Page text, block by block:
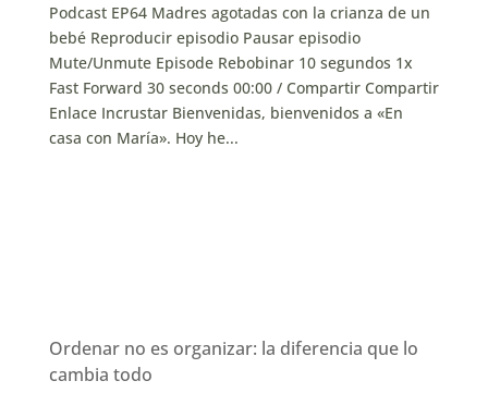
Podcast EP64 Madres agotadas con la crianza de un
bebé Reproducir episodio Pausar episodio
Mute/Unmute Episode Rebobinar 10 segundos 1x
Fast Forward 30 seconds 00:00 / Compartir Compartir
Enlace Incrustar Bienvenidas, bienvenidos a «En
casa con María». Hoy he...
Ordenar no es organizar: la diferencia que lo
cambia todo